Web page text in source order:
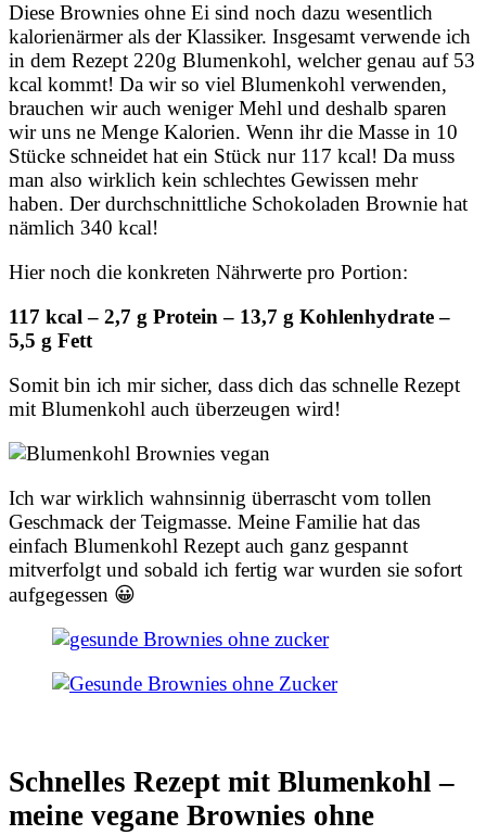
Diese Brownies ohne Ei sind noch dazu wesentlich
kalorienärmer als der Klassiker. Insgesamt verwende ich
in dem Rezept 220g Blumenkohl, welcher genau auf 53
kcal kommt! Da wir so viel Blumenkohl verwenden,
brauchen wir auch weniger Mehl und deshalb sparen
wir uns ne Menge Kalorien. Wenn ihr die Masse in 10
Stücke schneidet hat ein Stück nur 117 kcal! Da muss
man also wirklich kein schlechtes Gewissen mehr
haben. Der durchschnittliche Schokoladen Brownie hat
nämlich 340 kcal!
Hier noch die konkreten Nährwerte pro Portion:
117 kcal – 2,7 g Protein – 13,7 g Kohlenhydrate –
5,5 g Fett
Somit bin ich mir sicher, dass dich das schnelle Rezept
mit Blumenkohl auch überzeugen wird!
Ich war wirklich wahnsinnig überrascht vom tollen
Geschmack der Teigmasse. Meine Familie hat das
einfach Blumenkohl Rezept auch ganz gespannt
mitverfolgt und sobald ich fertig war wurden sie sofort
aufgegessen 😀
Schnelles Rezept mit Blumenkohl –
meine vegane Brownies ohne